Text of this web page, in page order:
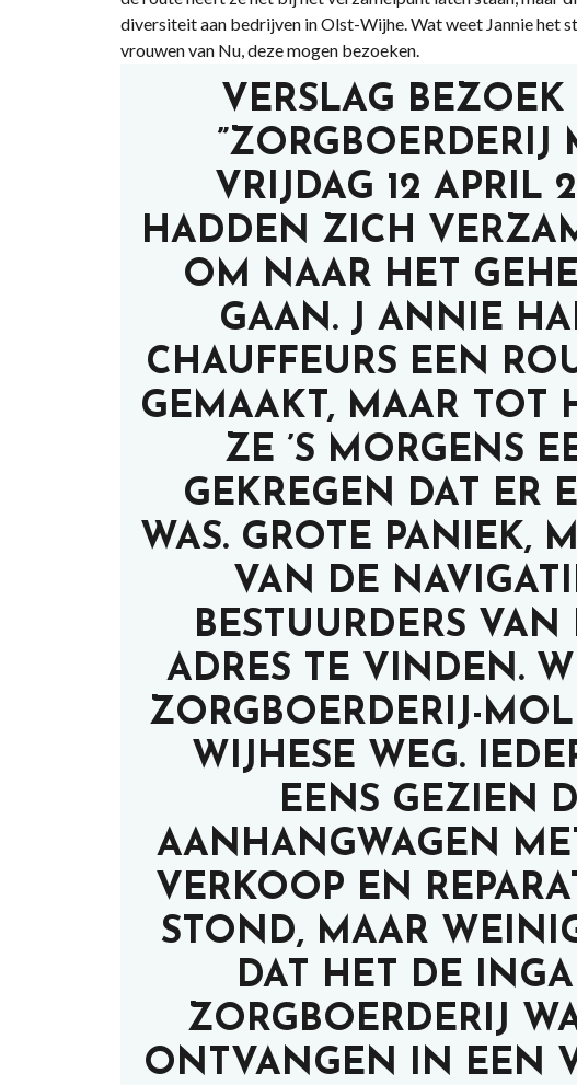
VERSLAG
”ZORGBOERDERIJ
VRIJDAG 12 APRIL
HADDEN ZICH
OM NAAR HET
GAAN. J ANNIE
CHAUFFEURS EEN
GEMAAKT, MAAR TOT
ZE ’S MORGENS
GEKREGEN DAT ER
WAS. GROTE PANIEK,
VAN DE
BESTUURDERS VAN
ADRES TE VINDEN.
ZORGBOERDERIJ-
WIJHESE WEG.
EENS GEZIEN
AANHANGWAGEN
VERKOOP EN
STOND, MAAR
DAT HET DE
ZORGBOERDERIJ
ONTVANGEN IN EEN